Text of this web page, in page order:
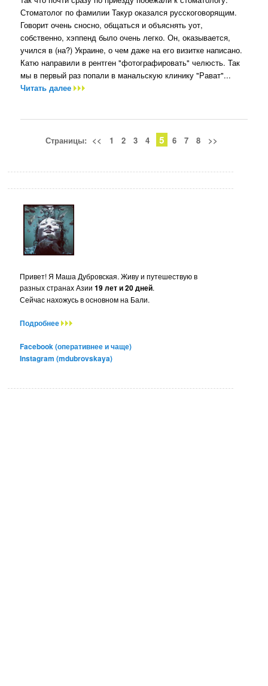
Стоматолог по фамилии Такур оказался русскоговорящим.
Говорит очень сносно, общаться и объяснять уот,
собственно, хэппенд было очень легко. Он, оказывается,
учился в (на?) Украине, о чем даже на его визитке написано.
Катю направили в рентген "фотографировать" челюсть. Так
мы в первый раз попали в манальскую клинику "Рават"...
Читать далее
Страницы: << 1 2 3 4 5 6 7 8 >>
Привет! Я Маша Дубровская. Живу и путешествую в
разных странах Азии19 лет и 20 дней.
Сейчас нахожусь в основном на Бали.
Подробнее
Facebook (оперативнее и чаще)
Instagram (mdubrovskaya)